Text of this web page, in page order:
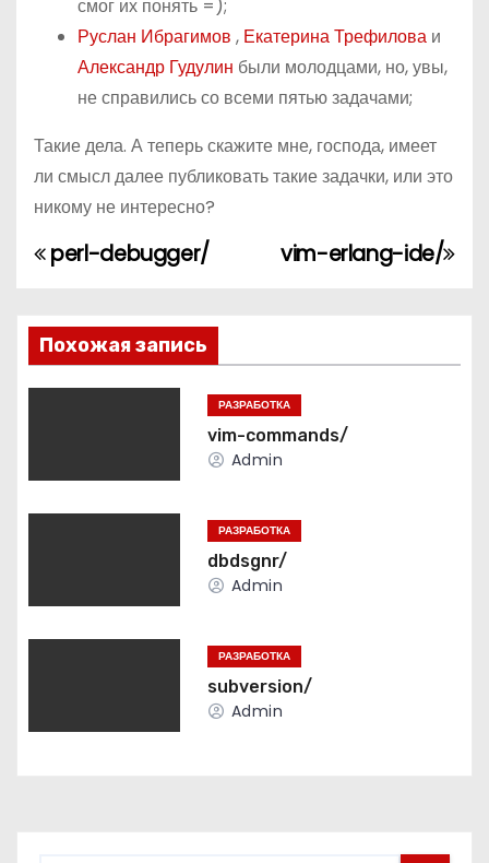
смог их понять =);
Руслан Ибрагимов , Екатерина Трефилова и
Александр Гудулин были молодцами, но, увы,
не справились со всеми пятью задачами;
Такие дела. А теперь скажите мне, господа, имеет
ли смысл далее публиковать такие задачки, или это
никому не интересно?
Н
в
и
а
я
о
vim-erlang-ide/
perl-debugger/
Похожая запись
РАЗРАБОТКА
vim-commands/
Admin
РАЗРАБОТКА
dbdsgnr/
Admin
РАЗРАБОТКА
subversion/
Admin